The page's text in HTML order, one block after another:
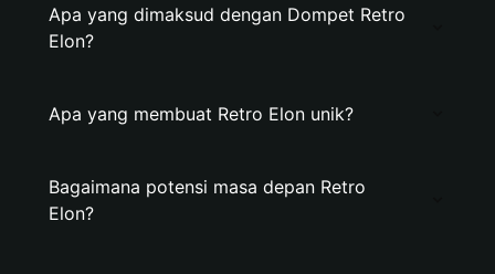
Apa yang dimaksud dengan Dompet Retro
Elon?
Apa yang membuat Retro Elon unik?
Bagaimana potensi masa depan Retro
Elon?